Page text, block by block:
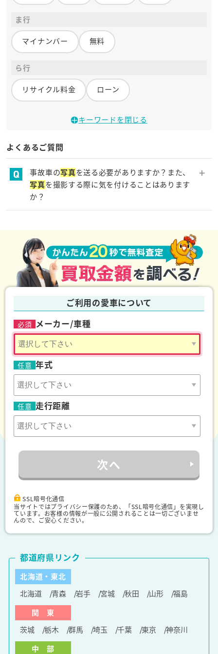
ま行
マイナンバー 無料
ら行
リサイクル料金 ローン
キーワードを閉じる
よくあるご質問
事故車の写真を送る必要がありますか？また、
写真を撮影する際に気を付けることはあります
か？
う車内の
もお送りください。詳しくはお申し込み
いただいた際に弊社スタッフよりご案内いたします。
ご利用の愛車について
必須 メーカー/車種
任意 年式
任意 走行距離
次へ
SSL暗号化通信
当サイトではプライバシー保護のため、「SSL暗号化通信」を実現し
ています。お客様の情報が一般に公開されることは一切ございませ
んので、ご安心ください。
北海道・東北
北海道
青森 岩手 宮城 秋田 山形
福島
関 東
茨城
栃木 群馬 埼玉 千葉 東京
神奈川
中 部
都道府県リンク